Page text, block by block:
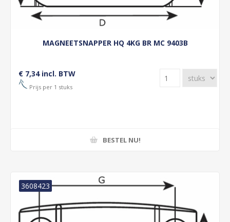
MAGNEETSNAPPER HQ 4KG BR MC 9403B
€ 7,34 incl. BTW
Prijs per 1 stuks
BESTEL NU!
3608423